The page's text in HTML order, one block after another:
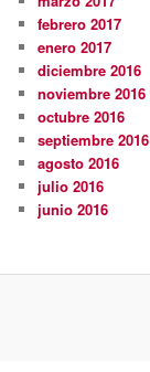
febrero 2017
enero 2017
diciembre 2016
noviembre 2016
octubre 2016
septiembre 2016
agosto 2016
julio 2016
junio 2016